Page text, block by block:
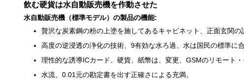
飲む硬貨は水自動販売機を作動させた
水自動販売機（標準モデル）の製品の機能:
贅沢な炭素鋼の粉の上塗を施してあるキャビネット、正面玄関の
高度の逆浸透の浄化の技術、9有効な水ろ過、水は国民の標準に合
理性的な誘導ICカード、硬貨、紙幣は、変更、GSMのリモート
水流、0.01元の勘定書を出す正確さによる充満。